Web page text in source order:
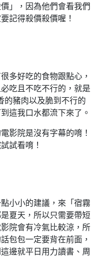
」，因為他們會看我們
記得殺價殺價喔！
多好吃的食物跟點心，
吃且不吃不行的，就是
的豬肉以及脆到不行的
這我口水都流下來了。
影院是沒有字幕的唷！
試看唷！
小小的建議，來「宿霧
夏天，所以只需要帶短
院會有冷氣比較涼，所
包包一定要背在前面，
邊就平日用力讀書、周